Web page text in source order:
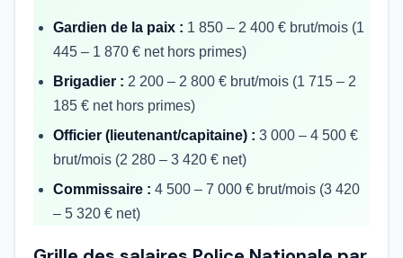
Gardien de la paix : 1 850 – 2 400 € brut/mois (1
445 – 1 870 € net hors primes)
Brigadier : 2 200 – 2 800 € brut/mois (1 715 – 2
185 € net hors primes)
Officier (lieutenant/capitaine) : 3 000 – 4 500 €
brut/mois (2 280 – 3 420 € net)
Commissaire : 4 500 – 7 000 € brut/mois (3 420
– 5 320 € net)